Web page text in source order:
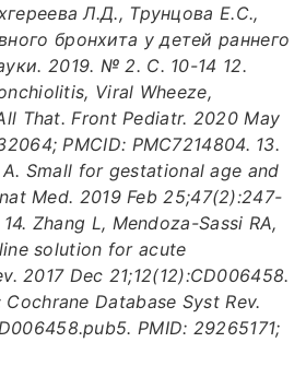
Л.Д., Трунцова Е.С.,
бронхита у детей раннего
2019. № 2. С. 10-14 12.
Viral Wheeze,
That. Front Pediatr. 2020 May
PMCID: PMC7214804. 13.
Small for gestational age and
Med. 2019 Feb 25;47(2):247-
Zhang L, Mendoza-Sassi RA,
solution for acute
2017 Dec 21;12(12):CD006458.
Database Syst Rev.
PMID: 29265171;